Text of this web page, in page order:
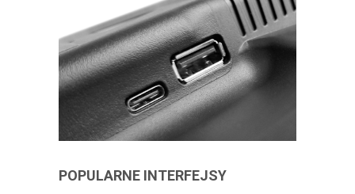
POPULARNE INTERFEJSY